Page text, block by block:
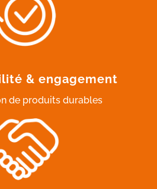
& engagement
de produits durables